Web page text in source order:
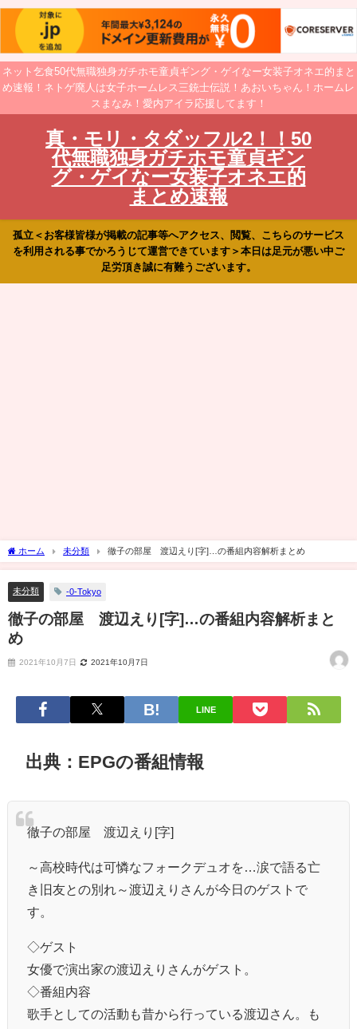
ネット乞食50代無職独身ガチホモ童貞ギング・ゲイなー女装子オネエ的まと
め速報！ネトゲ廃人は女子ホームレス三銃士伝説！あおいちゃん！ホームレ
スまなみ！愛内アイラ応援してます！
真・モリ・タダッフル2！！50
代無職独身ガチホモ童貞ギン
グ・ゲイなー女装子オネエ的
まとめ速報
孤立＜お客様皆様が掲載の記事等へアクセス、閲覧、こちらのサービス
を利用される事でかろうじて運営できています＞本日は足元が悪い中ご
足労頂き誠に有難うございます。
ホーム 未分類 徹子の部屋 渡辺えり[字]…の番組内容解析まとめ
未分類 -0-Tokyo
徹子の部屋 渡辺えり[字]…の番組内容解析まと
め
2021年10月7日 2021年10月7日
LINE
出典：EPGの番組情報
徹子の部屋 渡辺えり[字]
～高校時代は可憐なフォークデュオを…涙で語る亡
き旧友との別れ～渡辺えりさんが今日のゲストで
す。
◇ゲスト
女優で演出家の渡辺えりさんがゲスト。
◇番組内容
歌手としての活動も昔から行っている渡辺さん。も